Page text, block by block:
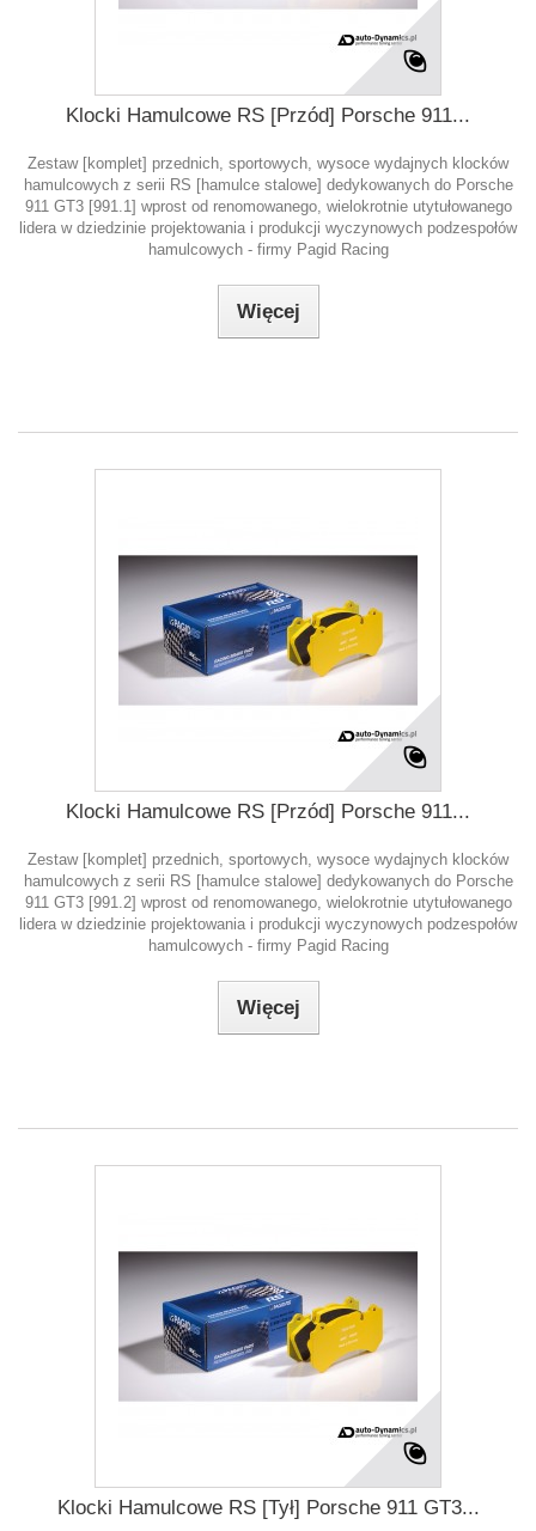
Klocki Hamulcowe RS [Przód] Porsche 911...
Zestaw [komplet] przednich, sportowych, wysoce wydajnych klocków
hamulcowych z serii RS [hamulce stalowe] dedykowanych do Porsche
911 GT3 [991.1] wprost od renomowanego, wielokrotnie utytułowanego
lidera w dziedzinie projektowania i produkcji wyczynowych podzespołów
hamulcowych - firmy Pagid Racing
Więcej
Klocki Hamulcowe RS [Przód] Porsche 911...
Zestaw [komplet] przednich, sportowych, wysoce wydajnych klocków
hamulcowych z serii RS [hamulce stalowe] dedykowanych do Porsche
911 GT3 [991.2] wprost od renomowanego, wielokrotnie utytułowanego
lidera w dziedzinie projektowania i produkcji wyczynowych podzespołów
hamulcowych - firmy Pagid Racing
Więcej
Klocki Hamulcowe RS [Tył] Porsche 911 GT3...